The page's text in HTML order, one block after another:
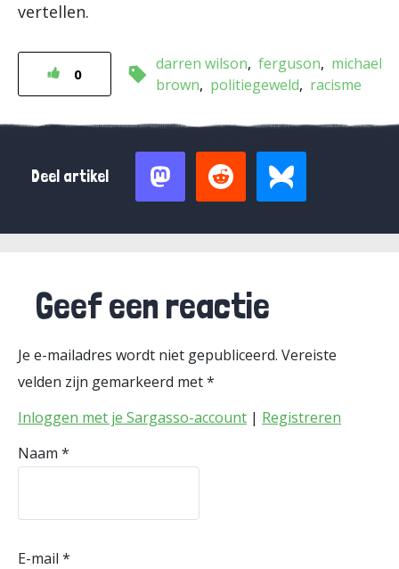
vertellen.
0
darren wilson ferguson
michael
brown
politiegeweld racisme
Deel artikel
Geef een reactie
Je e-mailadres wordt niet gepubliceerd. Vereiste
velden zijn gemarkeerd met*
Inloggen met je Sargasso-account | Registreren
Naam *
E-mail *